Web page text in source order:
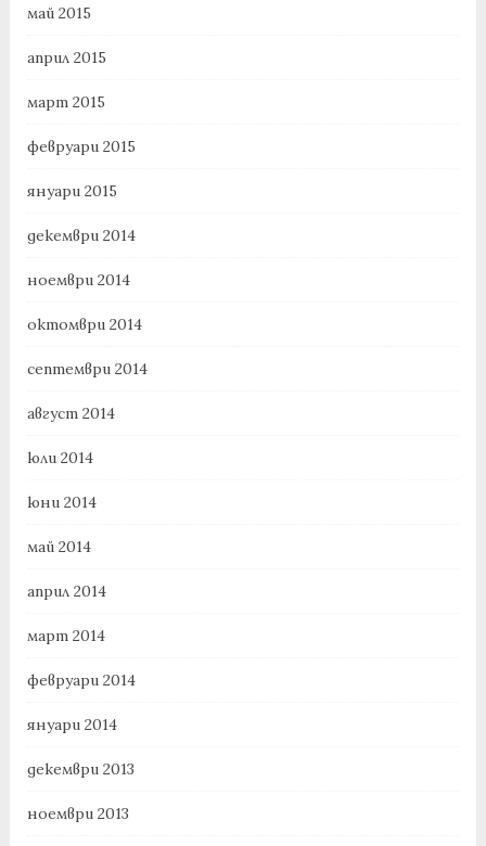
май 2015
април 2015
март 2015
февруари 2015
януари 2015
декември 2014
ноември 2014
октомври 2014
септември 2014
август 2014
юли 2014
юни 2014
май 2014
април 2014
март 2014
февруари 2014
януари 2014
декември 2013
ноември 2013